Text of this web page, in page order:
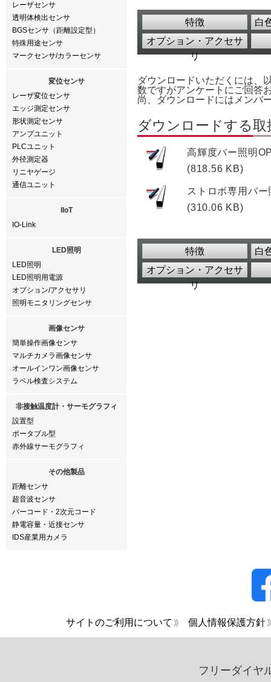
レーザセンサ
透明体検出センサ
BGSセンサ（距離設定型）
特殊用途センサ
マークセンサ/カラーセンサ
変位センサ
レーザ変位センサ
エッジ測定センサ
形状測定センサ
アンプユニット
PLCユニット
外径測定器
リニヤゲージ
通信ユニット
IIoT
IO-Link
LED照明
LED照明
LED照明用電源
オプション/アクセサリ
照明モニタリングセンサ
画像センサ
簡単操作画像センサ
マルチカメラ画像センサ
オールインワン画像センサ
ラベル検査システム
非接触温度計・サーモグラフィ
設置型
ポータブル型
赤外線サーモグラフィ
その他製品
距離センサ
超音波センサ
バーコード・2次元コード
静電容量・近接センサ
IDS産業用カメラ
特徴
白
オプション・アクセサ
リ
ダウンロードいただくには、
数ですがアンケートにご回答
尚、ダウンロードにはメンバ
ダウンロードする取
高輝度バー照明
(818.56 KB)
ストロボ専用バ
(310.06 KB)
特徴
白
オプション・アクセサ
リ
サイトのご利用について 個人情報保護方針
フリーダイヤ